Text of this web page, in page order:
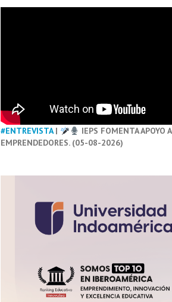
#ENTREVISTA|
IEPS FOMENTA APOYO A
EMPRENDEDORES. (05-08-2026)